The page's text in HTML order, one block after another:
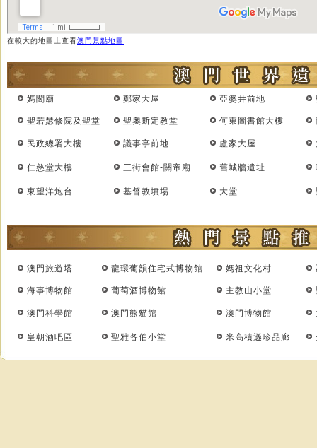
在較大的地圖上查看澳門景點地圖
媽閣廟 鄭家大屋 亞婆井前地
聖若瑟修院及聖堂 聖奧斯定教堂 何東圖書館大樓
民政總署大樓 議事亭前地 盧家大屋
仁慈堂大樓 三街會館-關帝廟 舊城牆遺址
東望洋炮台 基督教墳場 大堂
澳門旅遊塔 龍環葡韻住宅式博物館 媽祖文化村
海事博物館 葡萄酒博物館 主教山小堂
澳門科學館 澳門熊貓館 澳門博物館
皇朝酒吧區 聖雅各伯小堂 米高積遜珍品廊